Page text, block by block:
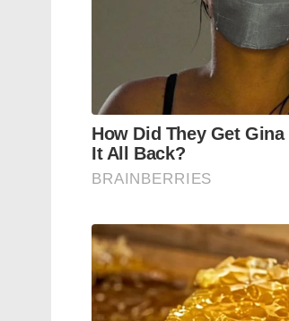
റിസർവ് ചെയ്യാം.
usernames: